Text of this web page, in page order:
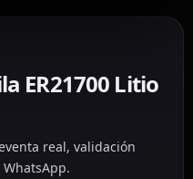
ER21700 Litio
real, validación